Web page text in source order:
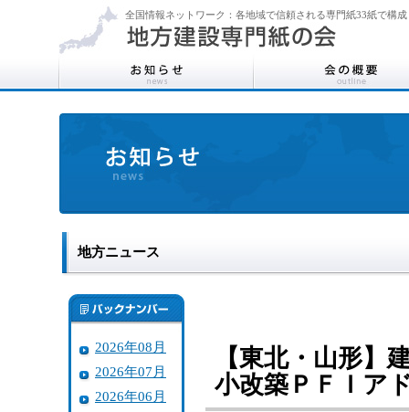
全国情報ネットワーク：各地域で信頼される専門紙33紙で構成
地方ニュース
2026年08月
2026年07月
2026年06月
【東北・山形】
小改築ＰＦＩア